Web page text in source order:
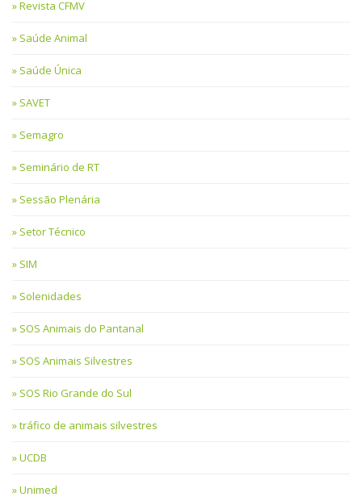
Revista CFMV
Saúde Animal
Saúde Única
SAVET
Semagro
Seminário de RT
Sessão Plenária
Setor Técnico
SIM
Solenidades
SOS Animais do Pantanal
SOS Animais Silvestres
SOS Rio Grande do Sul
tráfico de animais silvestres
UCDB
Unimed